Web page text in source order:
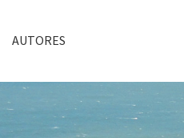
AUTORES